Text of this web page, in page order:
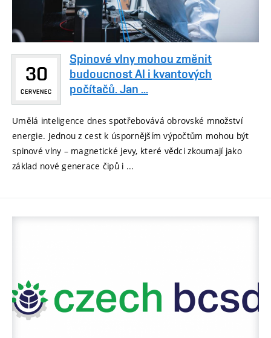
30
ČERVENEC
Spinové vlny mohou změnit
budoucnost AI i kvantových
počítačů. Jan ...
Umělá inteligence dnes spotřebovává obrovské množství
energie. Jednou z cest k úspornějším výpočtům mohou být
spinové vlny – magnetické jevy, které vědci zkoumají jako
základ nové generace čipů i ...